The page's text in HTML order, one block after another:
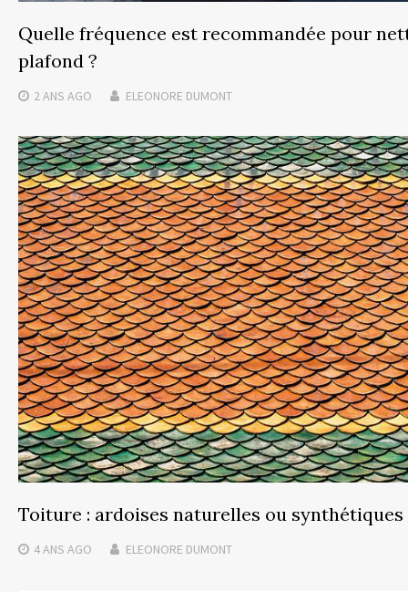
Quelle fréquence est recommandée pour
plafond ?
2 ANS AGO ELEONORE DUMONT
Toiture : ardoises naturelles ou synthétiques
4 ANS AGO ELEONORE DUMONT